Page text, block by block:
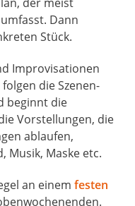
Dann
Stück.
Improvisationen
die Szenen-
beginnt die
Vorstellungen, die
ablaufen,
Musik, Maske etc.
an einem festen